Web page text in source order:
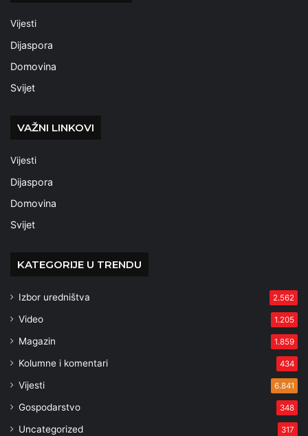
Vijesti
Dijaspora
Domovina
Svijet
VAŽNI LINKOVI
Vijesti
Dijaspora
Domovina
Svijet
KATEGORIJE U TRENDU
Izbor uredništva 2.562
Video 1.205
Magazin 1.859
Kolumne i komentari 434
Vijesti 6.841
Gospodarstvo 348
Uncategorized 317